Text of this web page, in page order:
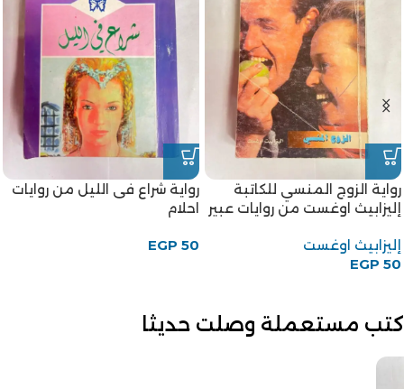
رواية الزوج المنسي للكاتبة
إليزابيث اوغست من روايات عبير
إليزابيث اوغست
EGP 50
رواية شراع فى الليل من روايات
احلام
EGP 50
كتب مستعملة وصلت حديثا